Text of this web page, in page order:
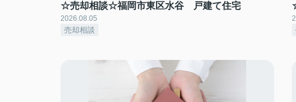
☆売却相談☆福岡市東区水谷 戸建て住宅
2026.08.05
売却相談